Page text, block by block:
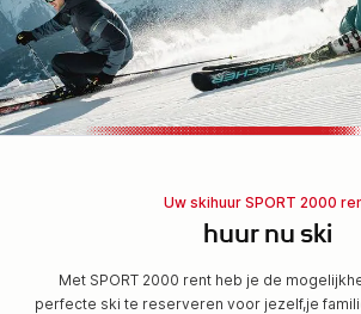
Uw skihuur SPORT 2000
huur nu ski
Met SPORT 2000 rent heb je de
perfecte ski te reserveren voor jezelf,je